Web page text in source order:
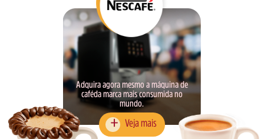
Adquira agora mesmo a máquina de
caféda marca mais consumida no
mundo.
Veja mais